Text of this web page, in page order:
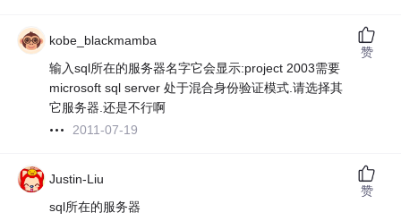
kobe_blackmamba
输入sql所在的服务器名字它会显示:project 2003需要
microsoft sql server 处于混合身份验证模式.请选择其
它服务器.还是不行啊
2011-07-19
赞
Justin-Liu
sql所在的服务器
赞